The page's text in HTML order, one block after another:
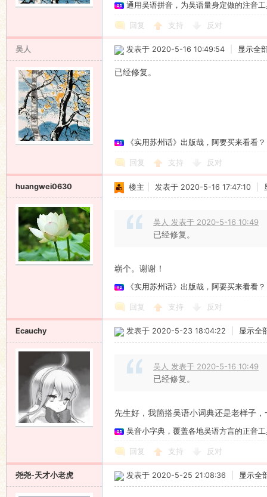
通用吴语拼音，为吴语量身定做的注音
回复 支持 反对
吴人 发表于 2020-5-16 10:49:54 显示全
已经修复。
《实用苏州话》出版哉，阿要买来看看？
回复 支持 反对
huangwei0630 楼主 发表于 2020-5-16 17:47:10
吴人 发表于 2020-5-16 10:49
已经修复。
崭个。谢谢！
《实用苏州话》出版哉，阿要买来看看？
回复 支持 反对
Ecauchy 发表于 2020-5-23 18:04:22 显示全
吴人 发表于 2020-5-16 10:49
已经修复。
先生好，我箇搭吴语小词典还是老样子
吴音小字典，覆盖各地吴语方言的正音
回复 支持 反对
尧尧-天才小老虎 发表于 2020-5-25 21:08:36 显示全